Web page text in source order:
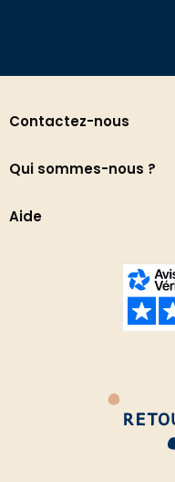
Contactez-nous
Qui sommes-nous ?
Aide